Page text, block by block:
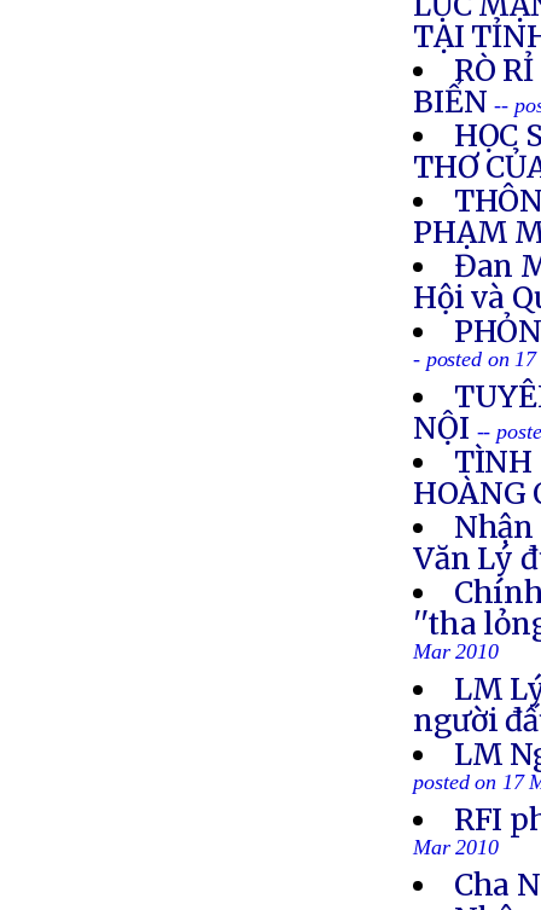
TẠI
RÒ
BIỂN --
HỌC
THƠ
PHẠM
Đan
Hội và
- posted on
NỘI --
TÌNH
HOÀNG
Nhận
Văn Lý
''tha
Mar 2010
LM
người
LM
posted on 17
RFI
Mar 2010
Cha